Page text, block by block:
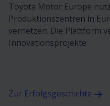
Toyota Motor Europe
Produktionszentren in
vernetzen. Die Plattform
Innovationsprojekte.
Zur Erfolgsgeschichte